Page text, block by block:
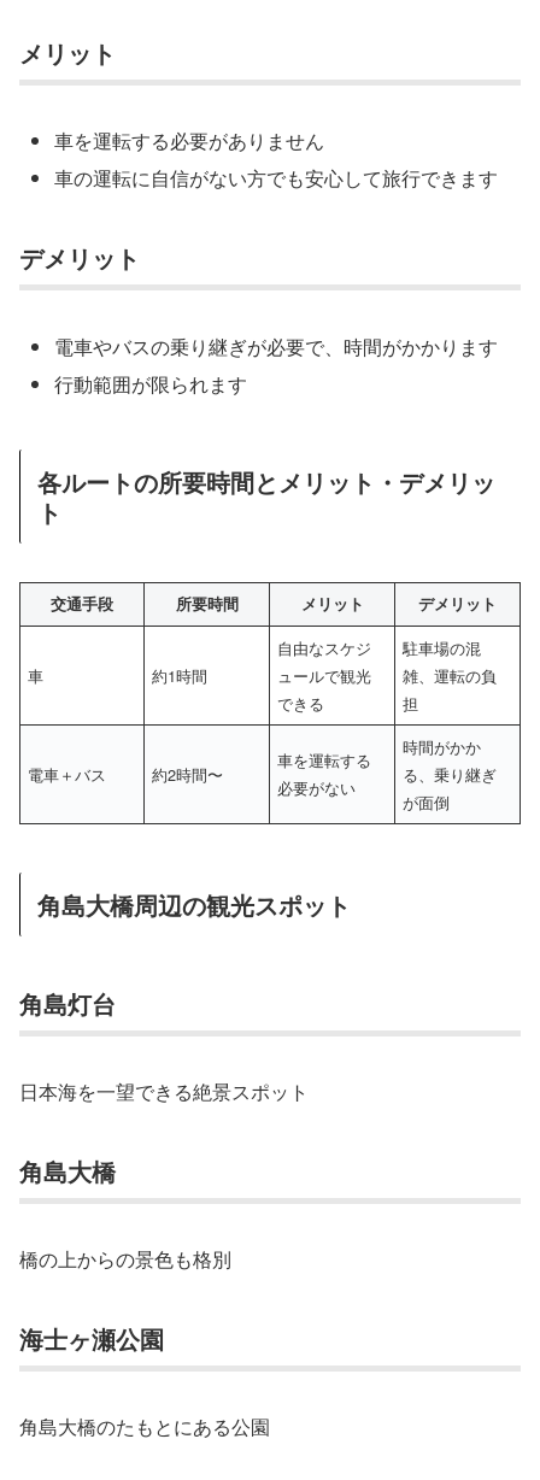
メリット
車を運転する必要がありません
車の運転に自信がない方でも安心して旅行できます
デメリット
電車やバスの乗り継ぎが必要で、時間がかかります
行動範囲が限られます
各ルートの所要時間とメリット・デメリッ
ト
交通手段 所要時間 メリット デメリット
車 約1時間
自由なスケジ
ュールで観光
できる
駐車場の混
雑、運転の負
担
電車＋バス 約2時間〜
車を運転する
必要がない
時間がかか
る、乗り継ぎ
が面倒
角島大橋周辺の観光スポット
角島灯台
日本海を一望できる絶景スポット
角島大橋
橋の上からの景色も格別
海士ヶ瀬公園
角島大橋のたもとにある公園